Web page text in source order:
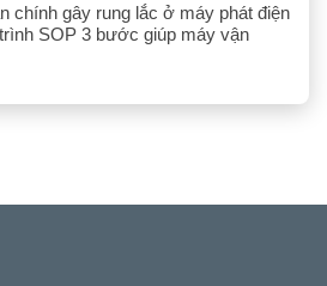
chính gây rung lắc ở máy phát điện
SOP 3 bước giúp máy vận